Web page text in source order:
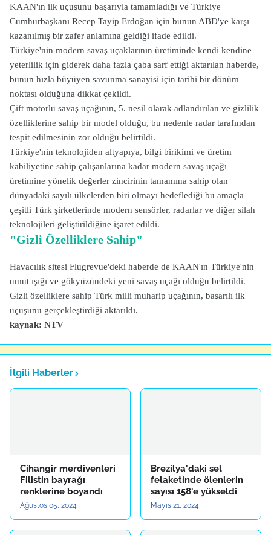
KAAN'ın ilk uçuşunu başarıyla tamamladığı ve Türkiye
Cumhurbaşkanı Recep Tayip Erdoğan için bunun ABD'ye karşı
kazanılmış bir zafer anlamına geldiği ifade edildi.
Türkiye'nin modern savaş uçaklarının üretiminde kendi kendine
yeterlilik için giderek daha fazla çaba sarf ettiği aktarılan haberde,
bunun hızla büyüyen savunma sanayisi için tarihi bir dönüm
noktası olduğuna dikkat çekildi.
Çift motorlu savaş uçağının, 5. nesil olarak adlandırılan ve gizlilik
özelliklerine sahip bir model olduğu, bu nedenle radar tarafından
tespit edilmesinin zor olduğu belirtildi.
Türkiye'nin teknolojiden altyapıya, bilgi birikimi ve üretim
kabiliyetine sahip çalışanlarına kadar modern savaş uçağı
üretimine yönelik değerler zincirinin tamamına sahip olan
dünyadaki sayılı ülkelerden biri olmayı hedeflediği bu amaçla
çeşitli Türk şirketlerinde modern sensörler, radarlar ve diğer silah
teknolojileri geliştirildiğine işaret edildi.
"Gizli Özelliklere Sahip"
Havacılık sitesi Flugrevue'deki haberde de KAAN'ın Türkiye'nin
umut ışığı ve gökyüzündeki yeni savaş uçağı olduğu belirtildi.
Gizli özelliklere sahip Türk milli muharip uçağının, başarılı ilk
uçuşunu gerçekleştirdiği aktarıldı.
kaynak: NTV
İlgili Haberler
Cihangir merdivenleri
Filistin bayrağı
renklerine boyandı
Ağustos 05, 2024
Brezilya'daki sel
felaketinde ölenlerin
sayısı 158'e yükseldi
Mayıs 21, 2024